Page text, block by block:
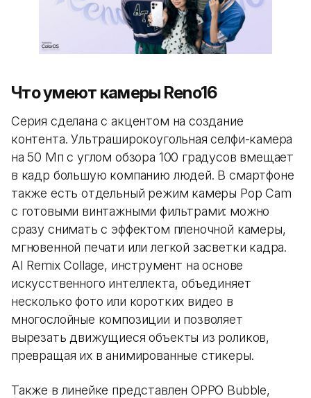
Что умеют камеры Reno16
Серия сделана с акцентом на создание
контента. Ультраширокоугольная селфи-камера
на 50 Мп с углом обзора 100 градусов вмещает
в кадр большую компанию людей. В смартфоне
также есть отдельный режим камеры Pop Cam
с готовыми винтажными фильтрами: можно
сразу снимать с эффектом пленочной камеры,
мгновенной печати или легкой засветки кадра.
AI Remix Collage, инструмент на основе
искусственного интеллекта, объединяет
несколько фото или коротких видео в
многослойные композиции и позволяет
вырезать движущиеся объекты из роликов,
превращая их в анимированные стикеры.
Также в линейке представлен OPPO Bubble,